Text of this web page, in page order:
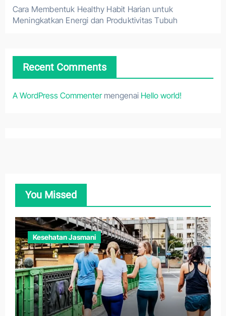
Cara Membentuk Healthy Habit Harian untuk
Meningkatkan Energi dan Produktivitas Tubuh
Recent Comments
A WordPress Commentermengenai Hello world!
You Missed
Kesehatan Jasmani